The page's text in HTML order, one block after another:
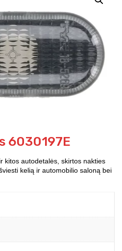
6030197E
ir kitos autodetalės, skirtos nakties
kelią ir automobilio saloną bei